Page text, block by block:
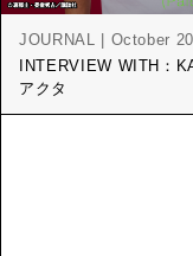
JOURNAL | October
INTERVIEW WITH：
アクタ